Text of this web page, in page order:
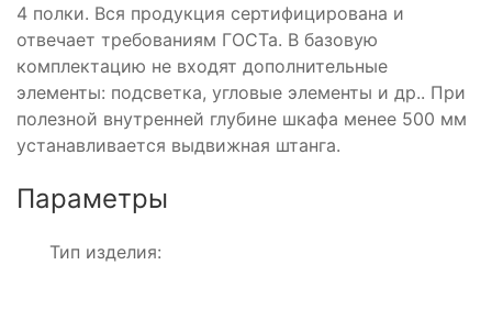
4 полки. Вся продукция сертифицирована и
отвечает требованиям ГОСТа. В базовую
комплектацию не входят дополнительные
элементы: подсветка, угловые элементы и др.. При
полезной внутренней глубине шкафа менее 500 мм
устанавливается выдвижная штанга.
Параметры
Тип изделия: